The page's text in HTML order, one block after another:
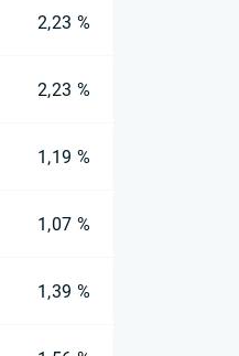
2,23 %
2,23 %
1,19 %
1,07 %
1,39 %